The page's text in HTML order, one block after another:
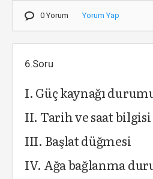
0 Yorum Yorum Yap
6.Soru
I. Güç kaynağı
II. Tarih ve saat bilgisi
III. Başlat düğmesi
IV. Ağa bağlanma